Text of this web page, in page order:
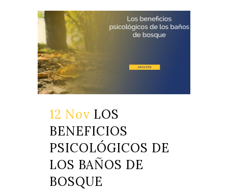
12 Nov LOS
BENEFICIOS
PSICOLÓGICOS DE
LOS BAÑOS DE
BOSQUE